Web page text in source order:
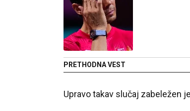
PRETHODNA VEST
Upravo takav slučaj zabeležen